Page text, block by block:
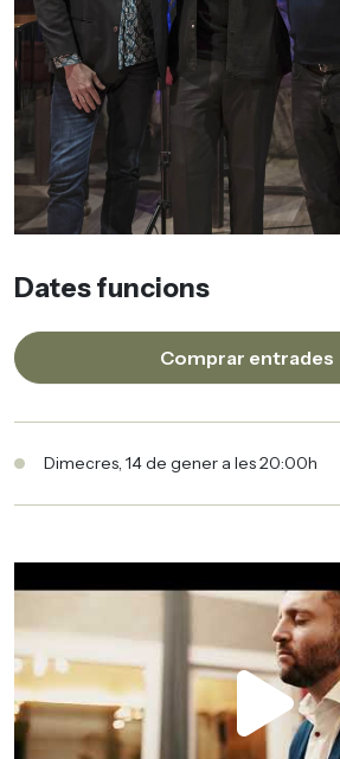
Dates funcions
Comprar entrades
Dimecres, 14 de gener a les 20:00h